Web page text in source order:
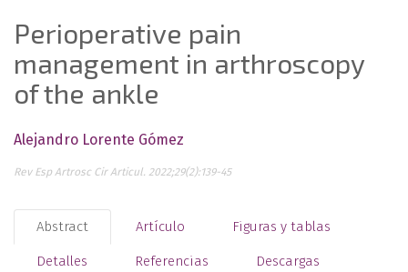
Perioperative pain
management in arthroscopy
of the ankle
Alejandro Lorente Gómez
Rev Esp Artrosc Cir Articul. 2022;29(2):139-45
Abstract Artículo Figuras y tablas
Detalles Referencias Descargas